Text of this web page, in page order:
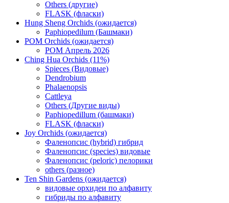
Others (другие)
FLASK (фласки)
Hung Sheng Orchids (ожидается)
Paphiopedilum (Башмаки)
POM Orchids (ожидается)
POM Апрель 2026
Ching Hua Orchids (11%)
Spieces (Видовые)
Dendrobium
Phalaenopsis
Cattleya
Others (Другие виды)
Paphiopedillum (башмаки)
FLASK (фласки)
Joy Orchids (ожидается)
Фаленопсис (hybrid) гибрид
Фаленопсис (species) видовые
Фаленопсис (peloric) пелорики
others (разное)
Ten Shin Gardens (ожидается)
видовые орхидеи по алфавиту
гибриды по алфавиту